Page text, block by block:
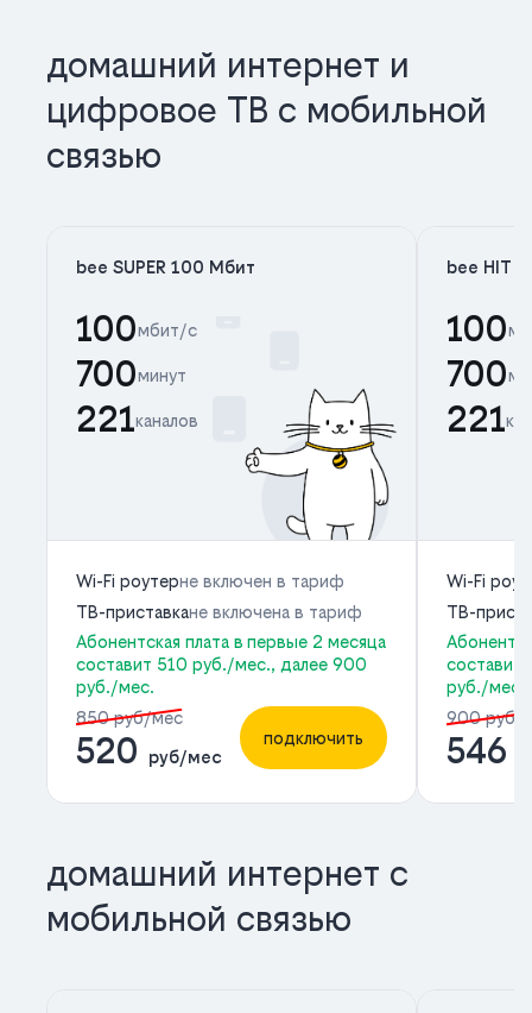
домашний интернет и
цифровое ТВ с мобильной
связью
bee SUPER 100 Мбит
100мбит/с
700минут
221каналов
Wi-Fi роутерне включен в тариф
ТВ-приставкане включена в тариф
Абонентская плата в первые 2 месяца
составит 510 руб./мес., далее 900
руб./мес.
850 руб/мес
520 руб/мес
подключить
bee HIT
100
700
221
Wi-Fi
ТВ-
составит
руб./мес.
900 руб/
546
домашний интернет с
мобильной связью